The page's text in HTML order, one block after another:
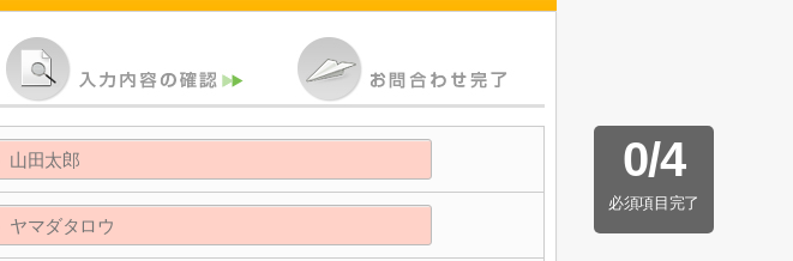
0/4
必須項目完了